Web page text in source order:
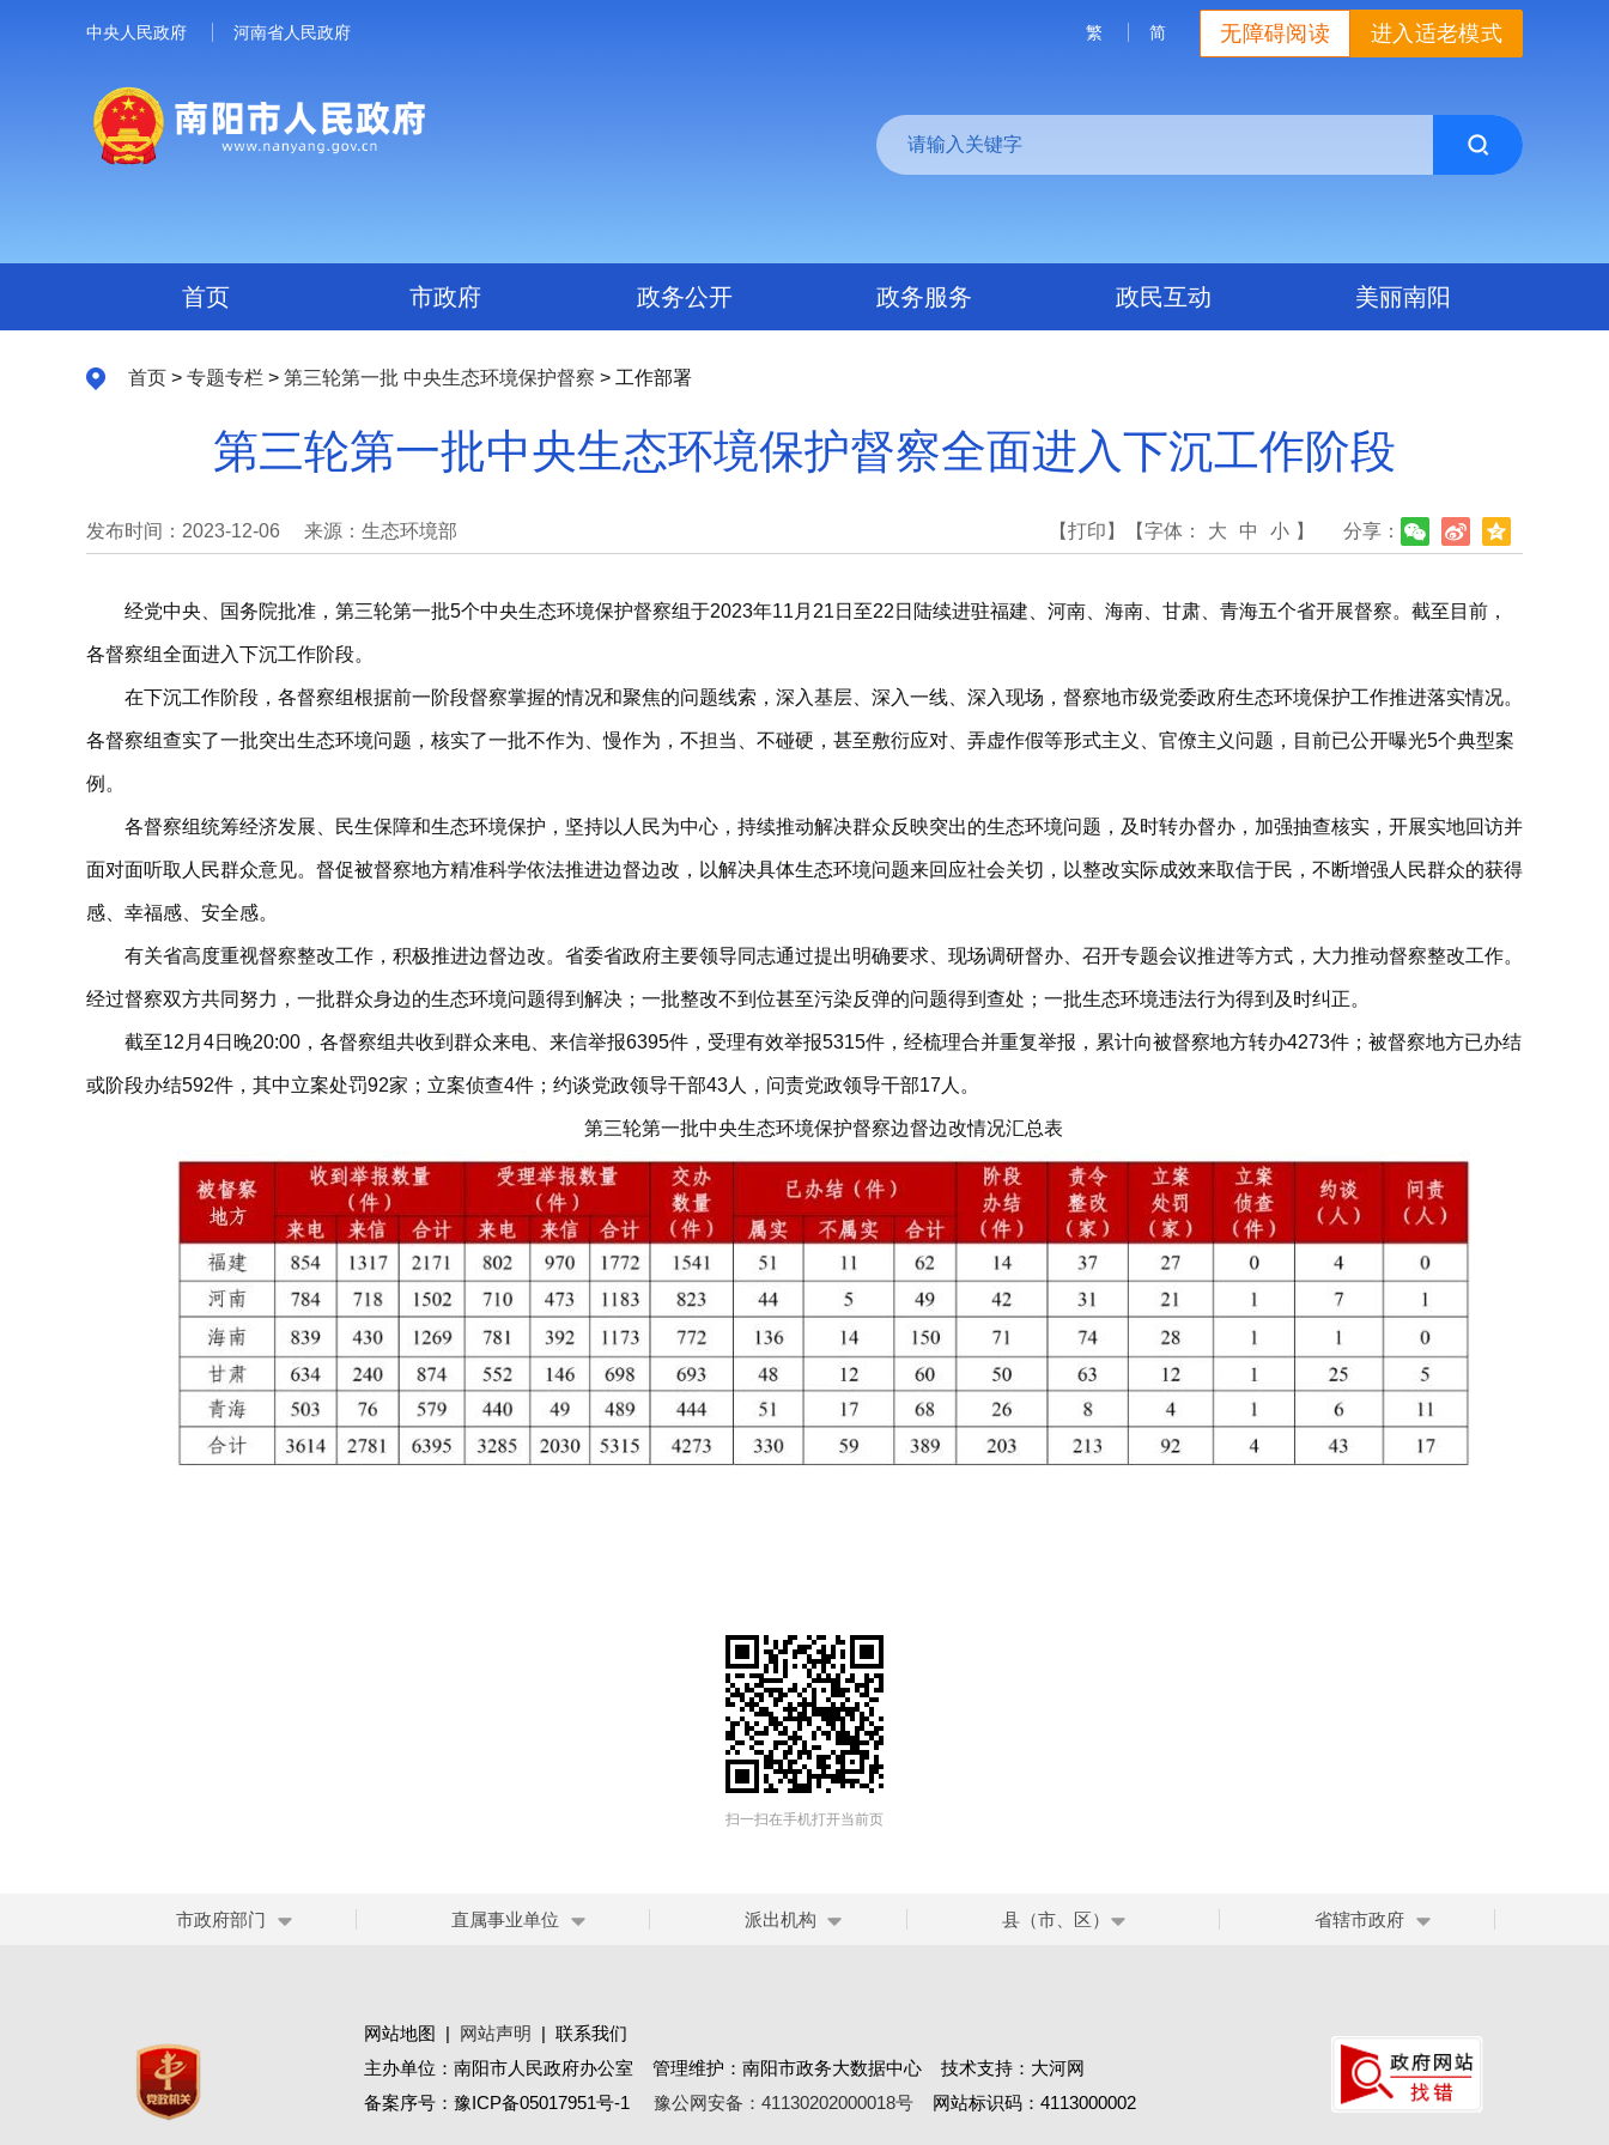
中央人民政府 河南省人民政府 进入适老模式
无障碍阅读
繁 简
首页 市政府 政务公开 政务服务 政民互动 美丽南阳
首页 > 专题专栏 > 第三轮第一批 中央生态环境保护督察 > 工作部署
第三轮第一批中央生态环境保护督察全面进入下沉工作阶段
发布时间：2023-12-06 来源：生态环境部 分享：
【打印】 【字体： 大 中 小 】
经党中央、国务院批准，第三轮第一批5个中央生态环境保护督察组于2023年11月21日至22日陆续进驻福建、河南、海南、甘肃、青海五个省开展督察。截至目前，
各督察组全面进入下沉工作阶段。
在下沉工作阶段，各督察组根据前一阶段督察掌握的情况和聚焦的问题线索，深入基层、深入一线、深入现场，督察地市级党委政府生态环境保护工作推进落实情况。
各督察组查实了一批突出生态环境问题，核实了一批不作为、慢作为，不担当、不碰硬，甚至敷衍应对、弄虚作假等形式主义、官僚主义问题，目前已公开曝光5个典型案
例。
各督察组统筹经济发展、民生保障和生态环境保护，坚持以人民为中心，持续推动解决群众反映突出的生态环境问题，及时转办督办，加强抽查核实，开展实地回访并
面对面听取人民群众意见。督促被督察地方精准科学依法推进边督边改，以解决具体生态环境问题来回应社会关切，以整改实际成效来取信于民，不断增强人民群众的获得
感、幸福感、安全感。
有关省高度重视督察整改工作，积极推进边督边改。省委省政府主要领导同志通过提出明确要求、现场调研督办、召开专题会议推进等方式，大力推动督察整改工作。
经过督察双方共同努力，一批群众身边的生态环境问题得到解决；一批整改不到位甚至污染反弹的问题得到查处；一批生态环境违法行为得到及时纠正。
截至12月4日晚20:00，各督察组共收到群众来电、来信举报6395件，受理有效举报5315件，经梳理合并重复举报，累计向被督察地方转办4273件；被督察地方已办结
或阶段办结592件，其中立案处罚92家；立案侦查4件；约谈党政领导干部43人，问责党政领导干部17人。
第三轮第一批中央生态环境保护督察边督边改情况汇总表
扫一扫在手机打开当前页
市政府部门 直属事业单位 派出机构 县（市、区） 省辖市政府
网站地图 | 网站声明 | 联系我们
主办单位：南阳市人民政府办公室 管理维护：南阳市政务大数据中心 技术支持：大河网
备案序号： 豫ICP备05017951号-1 豫公网安备：41130202000018号 网站标识码：4113000002